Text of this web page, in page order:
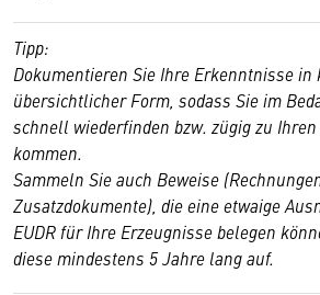
Tipp:
Dokumentieren Sie Ihre Erkenntnisse in
übersichtlicher Form, sodass Sie im
schnell wiederfinden bzw. zügig zu
kommen.
Sammeln Sie auch Beweise
Zusatzdokumente), die eine etwaige
EUDR für Ihre Erzeugnisse belegen
diese mindestens 5 Jahre lang auf.